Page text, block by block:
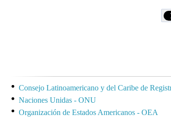
Consejo Latinoamericano y del Caribe de
Naciones Unidas - ONU
Organización de Estados Americanos - OEA